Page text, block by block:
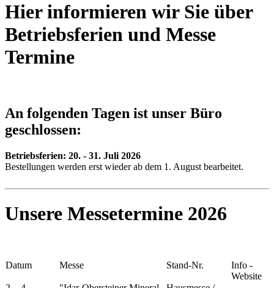
Hier informieren wir Sie über
Betriebsferien und Messe
Termine
An folgenden Tagen ist unser Büro
geschlossen:
Betriebsferien: 20. - 31. Juli 2026
Bestellungen werden erst wieder ab dem 1. August bearbeitet.
Unsere Messetermine 2026
Datum Messe Stand-Nr.
Info -
Website